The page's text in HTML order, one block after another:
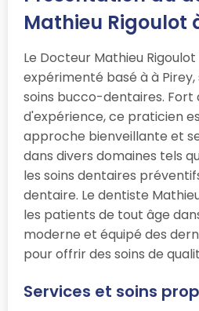
Mathieu Rigoulot
Le Docteur Mathieu
expérimenté basé à à Pirey,
soins bucco-dentaires. Fort
d'expérience, ce praticien
approche bienveillante et
dans divers domaines tels
les soins dentaires
dentaire. Le dentiste
les patients de tout âge
moderne et équipé des
pour offrir des soins de
Services et soins